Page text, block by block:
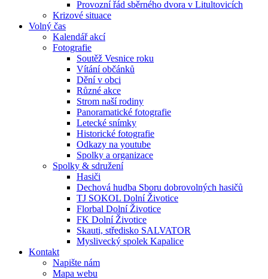
Provozní řád sběrného dvora v Litultovicích
Krizové situace
Volný čas
Kalendář akcí
Fotografie
Soutěž Vesnice roku
Vítání občánků
Dění v obci
Různé akce
Strom naší rodiny
Panoramatické fotografie
Letecké snímky
Historické fotografie
Odkazy na youtube
Spolky a organizace
Spolky & sdružení
Hasiči
Dechová hudba Sboru dobrovolných hasičů
TJ SOKOL Dolní Životice
Florbal Dolní Životice
FK Dolní Životice
Skauti, středisko SALVATOR
Myslivecký spolek Kapalice
Kontakt
Napište nám
Mapa webu